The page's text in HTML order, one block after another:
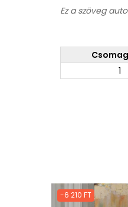
Ez a szöveg
1
-6 210 FT